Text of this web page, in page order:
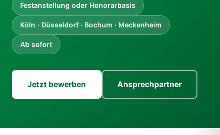
Festanstellung oder Honorarbasis
Köln · Düsseldorf · Bochum · Meckenheim
Ab sofort
Jetzt bewerben Ansprechpartner